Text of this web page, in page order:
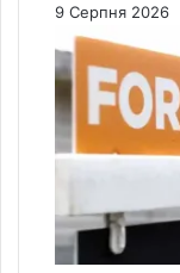
9 Серпня 2026